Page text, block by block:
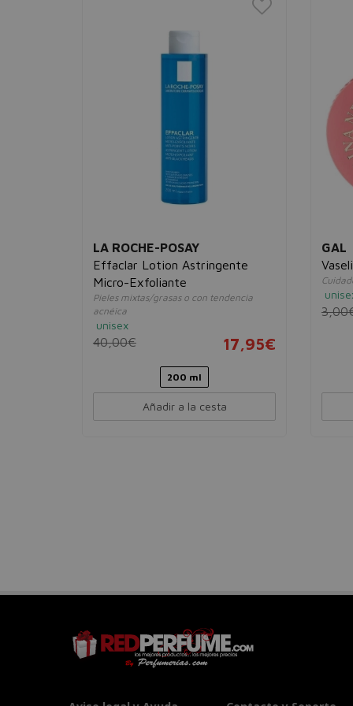
LA ROCHE-POSAY
Effaclar Lotion Astringente
Micro-Exfoliante
Pieles mixtas/grasas o con tendencia
acnéica
unisex
40,00€ 17,95€
200 ml
Añadir a la cesta
GAL